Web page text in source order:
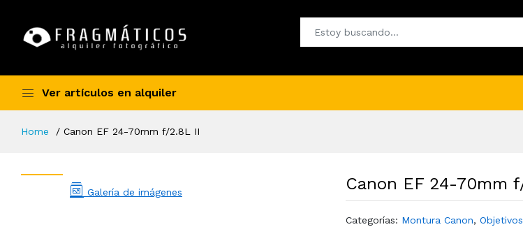
Ver artículos en alquiler
Home Canon EF 24-70mm f/2.8L II
Galería de imágenes Canon EF 24-70mm
Categorías: Montura Canon,